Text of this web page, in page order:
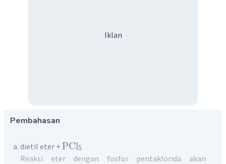
Iklan
Pembahasan
dietil eter + PCl5
Reaksi eter dengan fosfor pentaklorida akan